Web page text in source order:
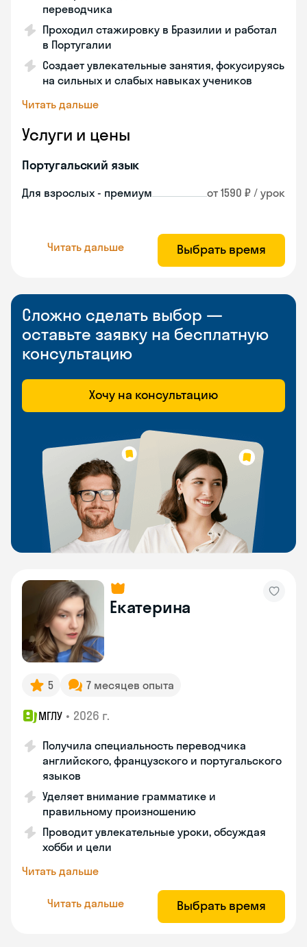
переводчика
Проходил стажировку в Бразилии и работал
в Португалии
Создает увлекательные занятия, фокусируясь
на сильных и слабых навыках учеников
Читать дальше
Услуги и цены
Португальский язык
Для взрослых - премиум от 1590 ₽ / урок
Читать дальше Выбрать время
Сложно сделать выбор —
оставьте заявку на бесплатную
консультацию
Хочу на консультацию
Екатерина
5 7 месяцев опыта
МГЛУ • 2026 г.
Получила специальность переводчика
английского, французского и португальского
языков
Уделяет внимание грамматике и
правильному произношению
Проводит увлекательные уроки, обсуждая
хобби и цели
Читать дальше
Читать дальше Выбрать время